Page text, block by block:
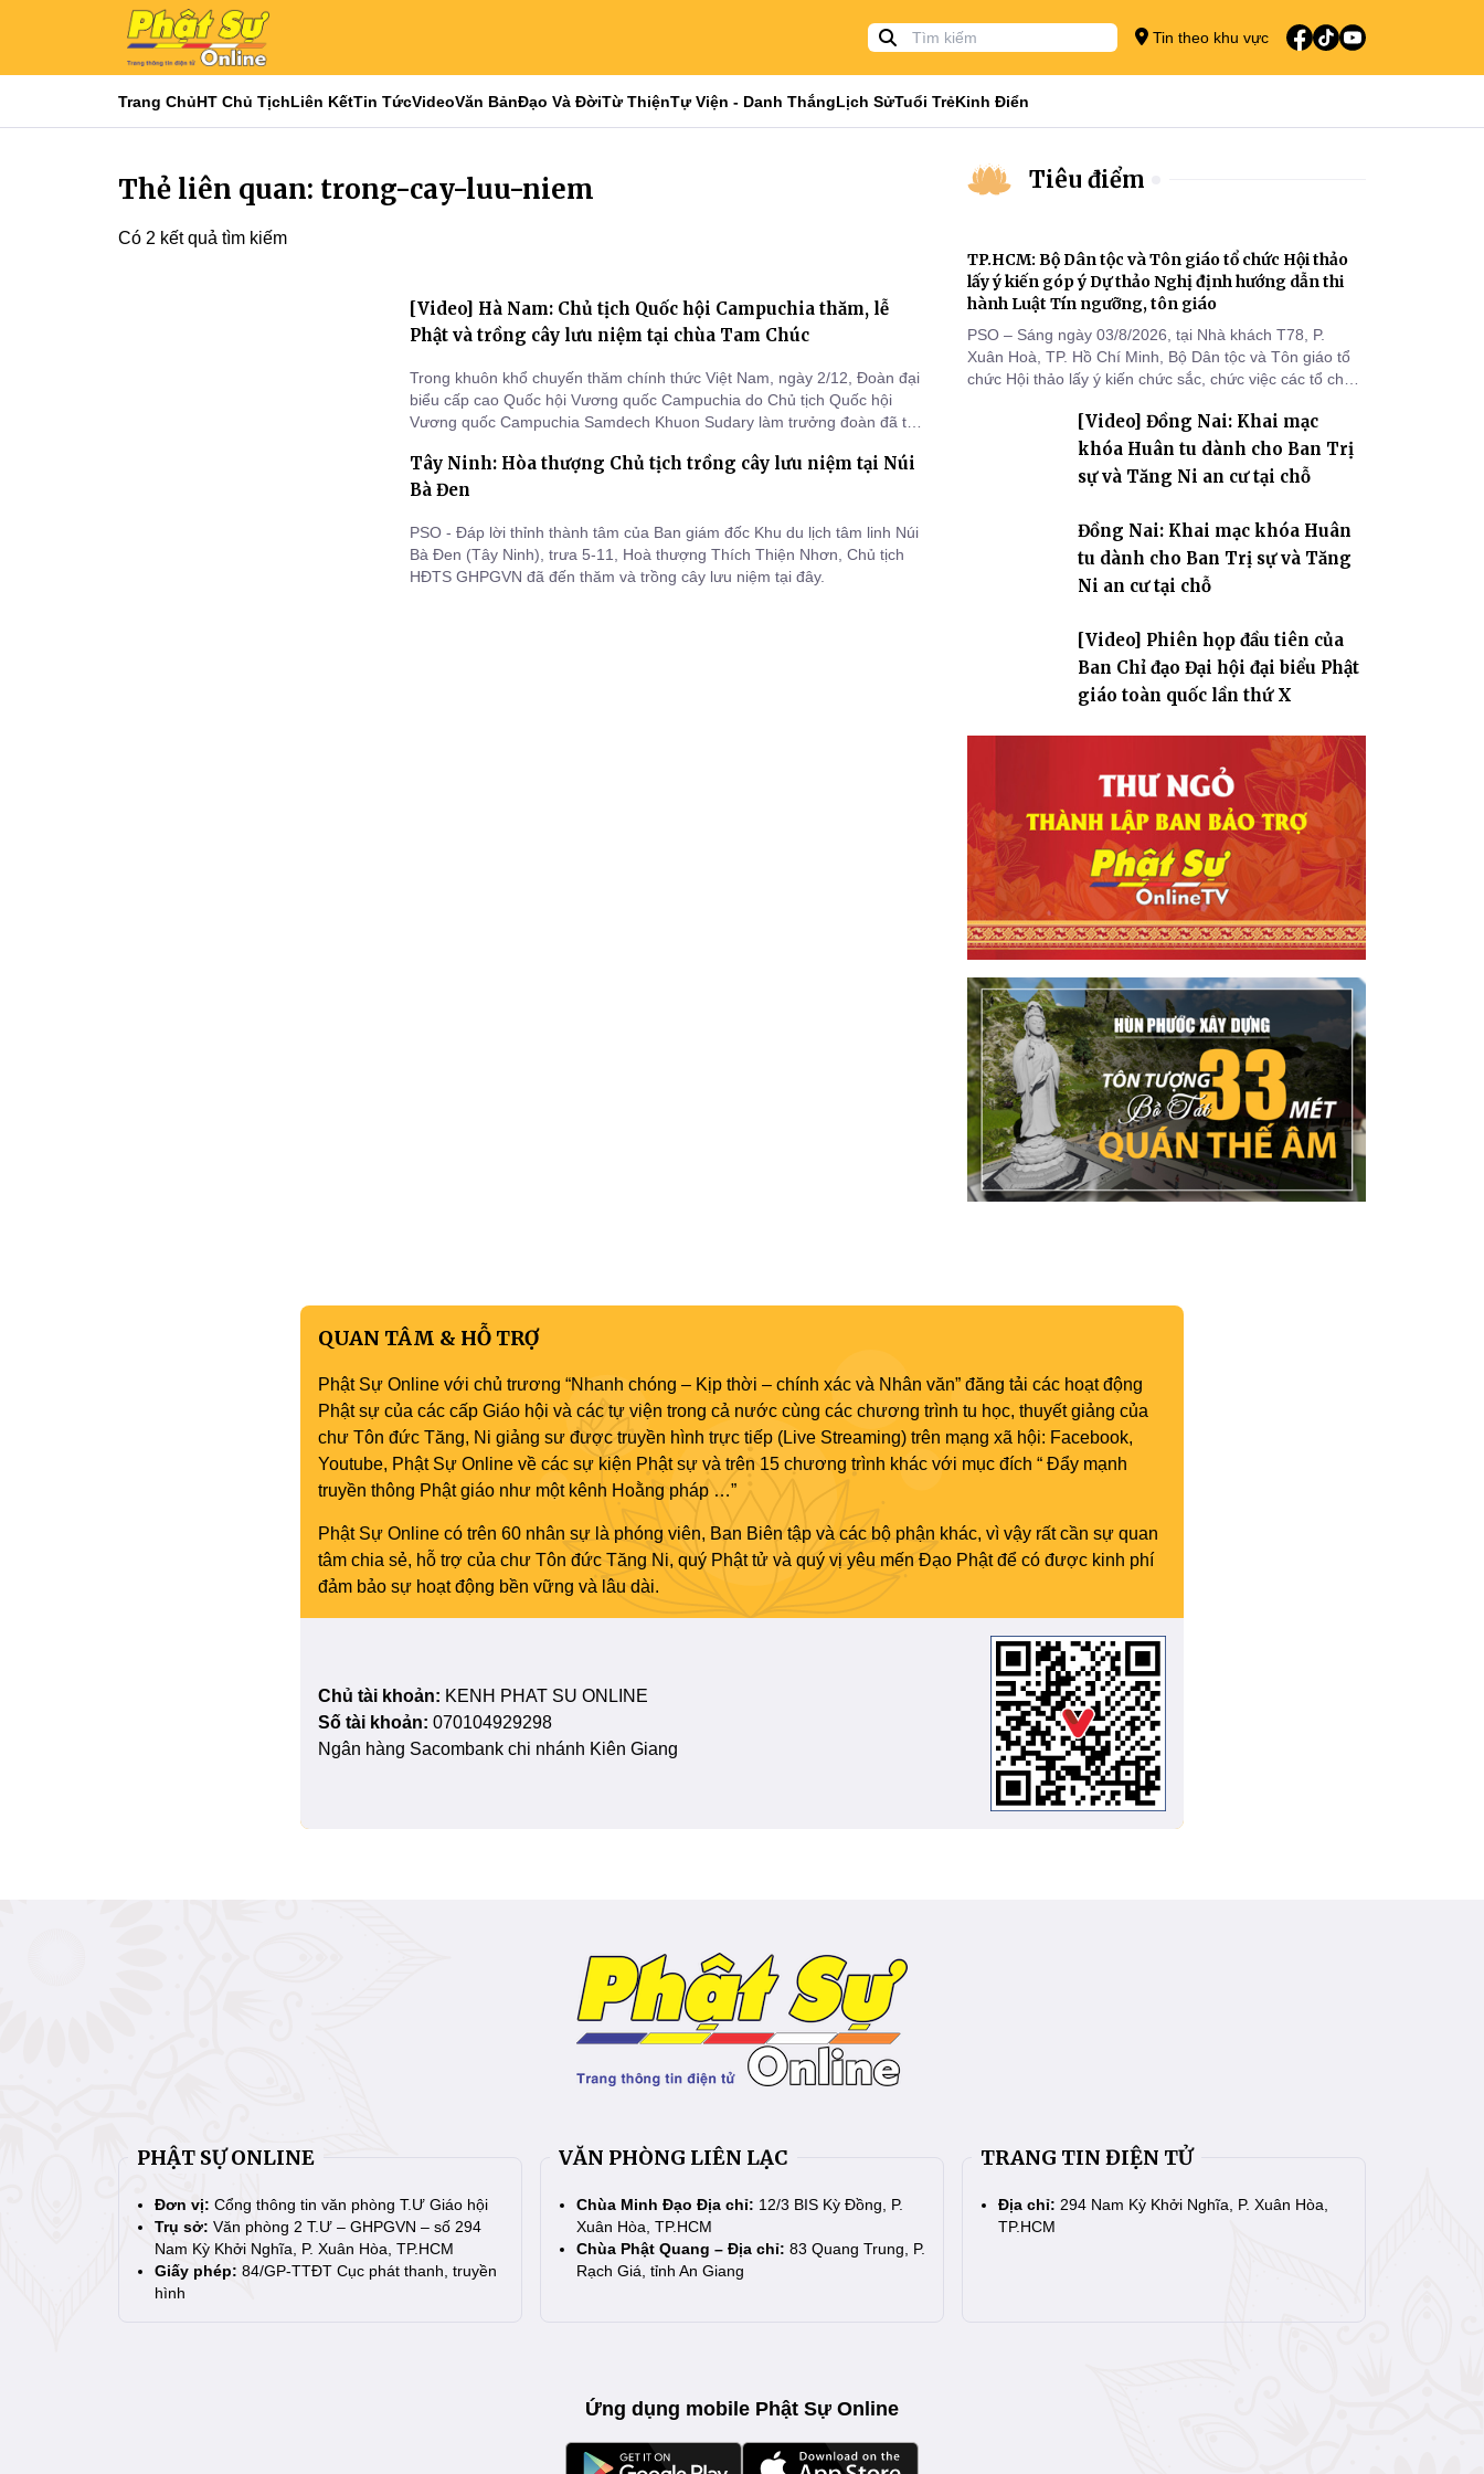
Tin theo khu vực
Trang ChủHT Chủ TịchLiên KếtTin TứcVideoVăn BảnĐạo Và ĐờiTừ ThiệnTự Viện - Danh ThắngLịch SửTuổi TrẻKinh Điển
Thẻ liên quan: trong-cay-luu-niem
Có 2 kết quả tìm kiếm
[Video] Hà Nam: Chủ tịch Quốc hội Campuchia thăm, lễ
Phật và trồng cây lưu niệm tại chùa Tam Chúc
Trong khuôn khổ chuyến thăm chính thức Việt Nam, ngày 2/12, Đoàn đại
biểu cấp cao Quốc hội Vương quốc Campuchia do Chủ tịch Quốc hội
Vương quốc Campuchia Samdech Khuon Sudary làm trưởng đoàn đã tới
Tây Ninh: Hòa thượng Chủ tịch trồng cây lưu niệm tại Núi
Bà Đen
PSO - Đáp lời thỉnh thành tâm của Ban giám đốc Khu du lịch tâm linh Núi
Bà Đen (Tây Ninh), trưa 5-11, Hoà thượng Thích Thiện Nhơn, Chủ tịch
HĐTS GHPGVN đã đến thăm và trồng cây lưu niệm tại đây.
Tiêu điểm
TP.HCM: Bộ Dân tộc và Tôn giáo tổ chức Hội thảo
lấy ý kiến góp ý Dự thảo Nghị định hướng dẫn thi
hành Luật Tín ngưỡng, tôn giáo
PSO – Sáng ngày 03/8/2026, tại Nhà khách T78, P.
Xuân Hoà, TP. Hồ Chí Minh, Bộ Dân tộc và Tôn giáo tổ
chức Hội thảo lấy ý kiến chức sắc, chức việc các tổ chức
các tỉnh, thành phố khu vực phía Nam nhằm góp ý hoàn
thiện hồ sơ Dự thảo Nghị định quy định chi tiết một số
điều và biện pháp để tổ chức
[Video] Đồng Nai: Khai mạc
khóa Huân tu dành cho Ban Trị
sự và Tăng Ni an cư tại chỗ
Đồng Nai: Khai mạc khóa Huân
tu dành cho Ban Trị sự và Tăng
Ni an cư tại chỗ
[Video] Phiên họp đầu tiên của
Ban Chỉ đạo Đại hội đại biểu Phật
giáo toàn quốc lần thứ X
QUAN TÂM & HỖ TRỢ
Phật Sự Online với chủ trương “Nhanh chóng – Kịp thời – chính xác và Nhân văn” đăng tải các hoạt động
Phật sự của các cấp Giáo hội và các tự viện trong cả nước cùng các chương trình tu học, thuyết giảng của
chư Tôn đức Tăng, Ni giảng sư được truyền hình trực tiếp (Live Streaming) trên mạng xã hội: Facebook,
Youtube, Phật Sự Online về các sự kiện Phật sự và trên 15 chương trình khác với mục đích “ Đẩy mạnh
truyền thông Phật giáo như một kênh Hoằng pháp …”
Phật Sự Online có trên 60 nhân sự là phóng viên, Ban Biên tập và các bộ phận khác, vì vậy rất cần sự quan
tâm chia sẻ, hỗ trợ của chư Tôn đức Tăng Ni, quý Phật tử và quý vị yêu mến Đạo Phật để có được kinh phí
đảm bảo sự hoạt động bền vững và lâu dài.
Chủ tài khoản: KENH PHAT SU ONLINE
Số tài khoản: 070104929298
Ngân hàng Sacombank chi nhánh Kiên Giang
PHẬT SỰ ONLINE
Đơn vị: Cổng thông tin văn phòng T.Ư Giáo hội
Trụ sở: Văn phòng 2 T.Ư – GHPGVN – số 294
Nam Kỳ Khởi Nghĩa, P. Xuân Hòa, TP.HCM
Giấy phép: 84/GP-TTĐT Cục phát thanh, truyền
hình
VĂN PHÒNG LIÊN LẠC
Chùa Minh Đạo Địa chỉ: 12/3 BIS Kỳ Đồng, P.
Xuân Hòa, TP.HCM
Chùa Phật Quang – Địa chỉ: 83 Quang Trung, P.
Rạch Giá, tỉnh An Giang
TRANG TIN ĐIỆN TỬ
Địa chỉ: 294 Nam Kỳ Khởi Nghĩa, P. Xuân Hòa,
TP.HCM
Ứng dụng mobile Phật Sự Online